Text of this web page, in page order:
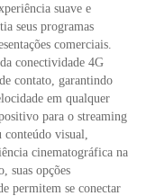
suave e
seus programas
comerciais.
conectividade 4G
contato, garantindo
em qualquer
para o streaming
conteúdo visual,
cinematográfica na
suas opções
permitem se conectar